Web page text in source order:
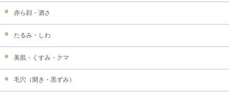
赤ら顔・酒さ
たるみ・しわ
美肌・くすみ・クマ
毛穴（開き・黒ずみ）